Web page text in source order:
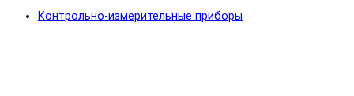
Контрольно-измерительные приборы